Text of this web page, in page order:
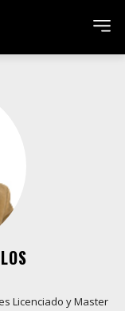
Licenciado y Master